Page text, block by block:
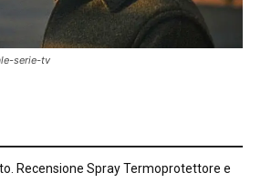
serie-tv
Recensione Spray Termoprotettore e